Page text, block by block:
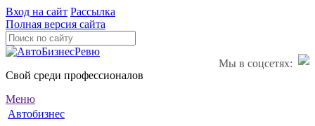
Вход на сайт Рассылка
Полная версия сайта
Мы в соцсетях:
Свой среди профессионалов
Меню
Автобизнес